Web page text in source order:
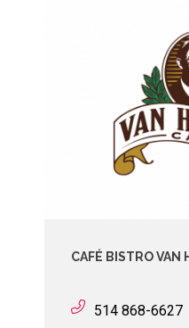
CAFÉ BISTRO VAN
514 868-6627